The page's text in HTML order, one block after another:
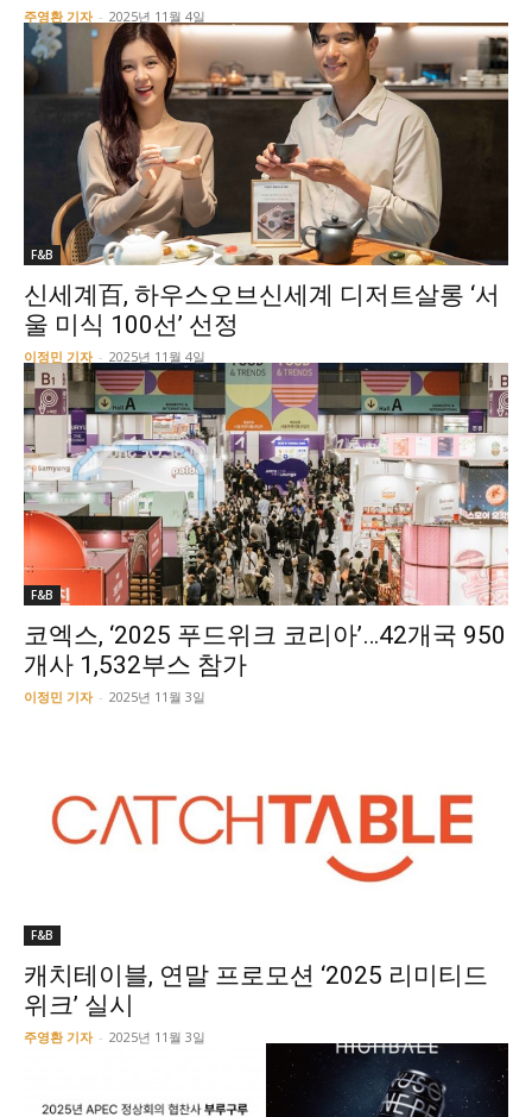
주영환 기자 - 2025년 11월 4일
F&B
신세계百, 하우스오브신세계 디저트살롱 ‘서
울 미식 100선’ 선정
이정민 기자 - 2025년 11월 4일
F&B
코엑스, ‘2025 푸드위크 코리아’…42개국 950
개사 1,532부스 참가
이정민 기자 - 2025년 11월 3일
F&B
캐치테이블, 연말 프로모션 ‘2025 리미티드
위크’ 실시
주영환 기자 - 2025년 11월 3일